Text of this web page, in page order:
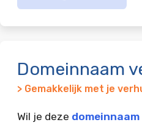
Domeinnaam
> Gemakkelijk met je
Wil je deze